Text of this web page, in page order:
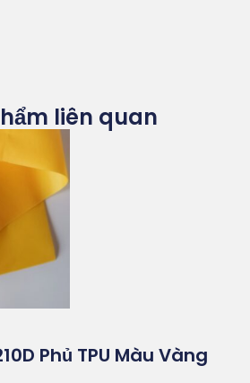
liên quan
Phủ TPU Màu Vàng